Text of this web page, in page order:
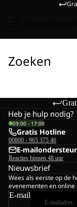
Zoeken
Heb je hulp nodig?
09:00 - 17:00
Gratis Hotline
00800 - 965 375 46
E-
Reacties binnen 48 uur
Nieuwsbrief
Wees als eerste op de
evenementen en
E-mail